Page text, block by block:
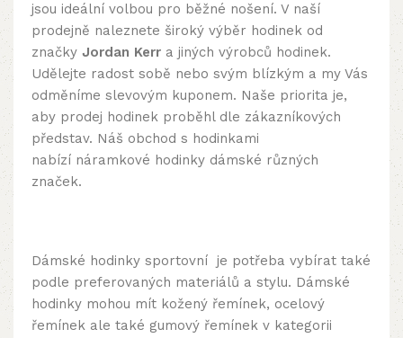
jsou ideální volbou pro běžné nošení. V naší
prodejně naleznete široký výběr hodinek od
značky Jordan Kerr a jiných výrobců hodinek.
Udělejte radost sobě nebo svým blízkým a my Vás
odměníme slevovým kuponem. Naše priorita je,
aby prodej hodinek proběhl dle zákazníkových
představ. Náš obchod s hodinkami
nabízí náramkové hodinky dámské různých
značek.
Dámské hodinky sportovní je potřeba vybírat také
podle preferovaných materiálů a stylu. Dámské
hodinky mohou mít kožený řemínek, ocelový
řemínek ale také gumový řemínek v kategorii